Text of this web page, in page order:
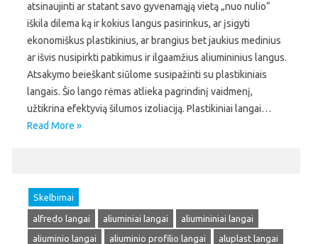
atsinaujinti ar statant savo gyvenamąją vietą „nuo nulio“
iškila dilema ką ir kokius langus pasirinkus, ar įsigyti
ekonomiškus plastikinius, ar brangius bet jaukius medinius
ar išvis nusipirkti patikimus ir ilgaamžius aliumininius langus.
Atsakymo beieškant siūlome susipažinti su plastikiniais
langais. Šio lango rėmas atlieka pagrindinį vaidmenį,
užtikrina efektyvią šilumos izoliaciją. Plastikiniai langai…
Read More »
Skelbimai
alfredo langai aliuminiai langai
aliumininiai langai
aliuminio langai
aliuminio profilio langai
aluplast langai